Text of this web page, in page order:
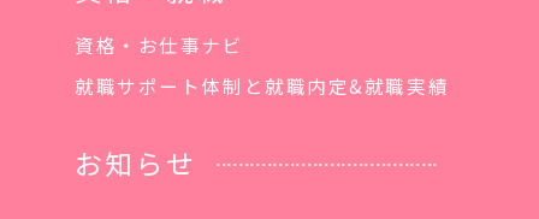
資格・お仕事ナビ
就職サポート体制と就職内定&就職実績
お知らせ